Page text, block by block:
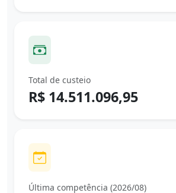
Total de custeio
R$ 14.511.096,95
Última competência (2026/08)